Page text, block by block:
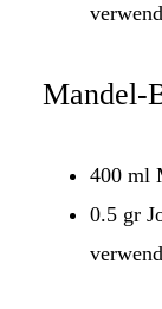
Mandel-
400 ml
0.5 gr